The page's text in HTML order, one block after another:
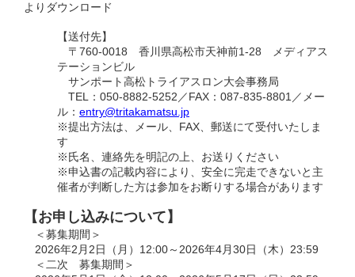
よりダウンロード
【送付先】
〒760-0018 香川県高松市天神前1-28 メディアス
テーションビル
サンポート高松トライアスロン大会事務局
TEL：050-8882-5252／FAX：087-835-8801／メー
ル： entry@tritakamatsu.jp
※提出方法は、メール、FAX、郵送にて受付いたしま
す
※氏名、連絡先を明記の上、お送りください
※申込書の記載内容により、安全に完走できないと主
催者が判断した方は参加をお断りする場合があります
【お申し込みについて】
＜募集期間＞
2026年2月2日（月）12:00～2026年4月30日（木）23:59
＜二次 募集期間＞